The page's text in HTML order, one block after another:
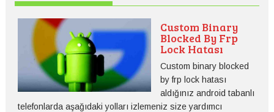
Custom Binary
Blocked By Frp
Lock Hatası
Custom binary blocked
by frp lock hatası
aldığınız android tabanlı
telefonlarda aşağıdaki yolları izlemeniz size yardımcı